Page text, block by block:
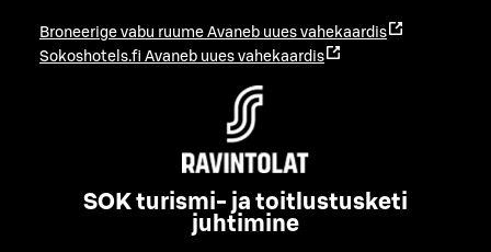
Broneerige vabu ruume Avaneb uues vahekaardis
Sokoshotels.fi Avaneb uues vahekaardis
SOK turismi- ja toitlustusketi
juhtimine